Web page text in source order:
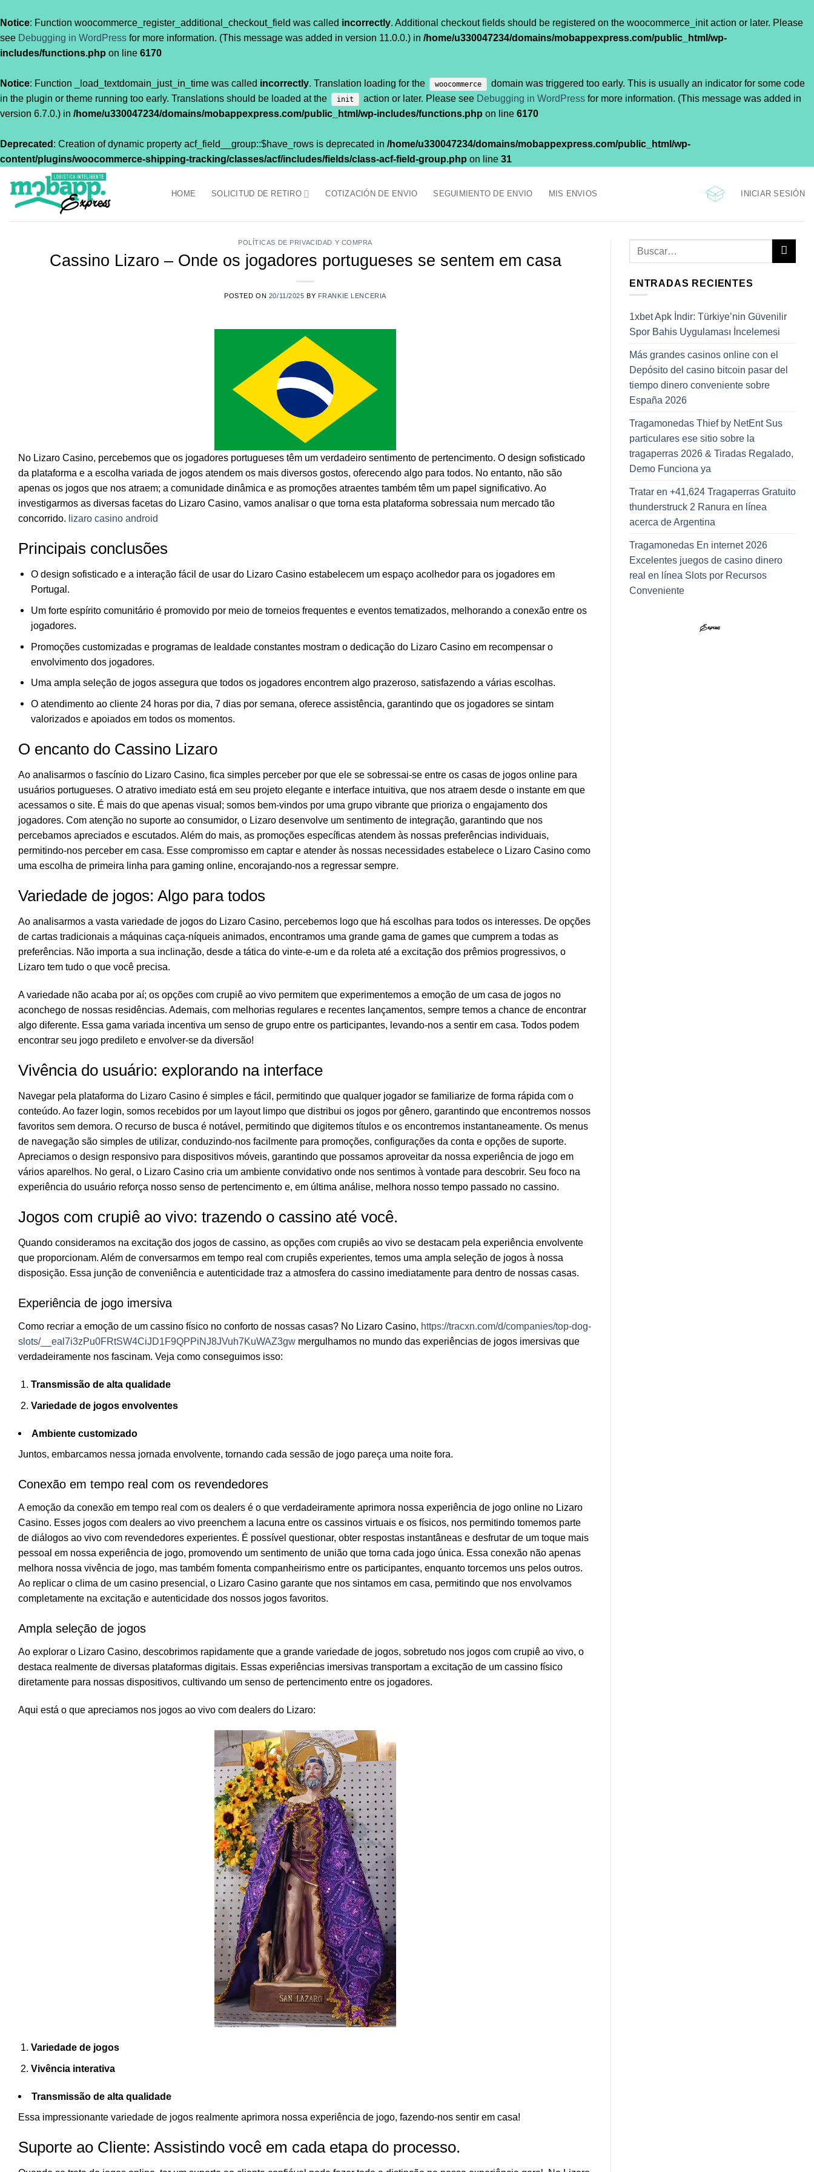
Notice: Function woocommerce_register_additional_checkout_field was called incorrectly. Additional checkout fields should be registered on the woocommerce_init action or later. Please
see Debugging in WordPress for more information. (This message was added in version 11.0.0.) in /home/u330047234/domains/mobappexpress.com/public_html/wp-
includes/functions.php on line 6170
Notice: Function _load_textdomain_just_in_time was called incorrectly. Translation loading for the woocommerce
domain was triggered too early. This is usually an indicator for some code
in the plugin or theme running too early. Translations should be loaded at the
init action or later. Please see Debugging in WordPress for more information. (This message was added in
version 6.7.0.) in /home/u330047234/domains/mobappexpress.com/public_html/wp-includes/functions.php on line 6170
Deprecated: Creation of dynamic property acf_field__group::$have_rows is deprecated in /home/u330047234/domains/mobappexpress.com/public_html/wp-
content/plugins/woocommerce-shipping-tracking/classes/acf/includes/fields/class-acf-field-group.php on line 31
contenido
HOME SOLICITUD DE RETIRO COTIZACIÓN DE ENVIO SEGUIMIENTO DE ENVIO MIS ENVIOS INICIAR SESIÓN
POLÍTICAS DE PRIVACIDAD Y COMPRA
Cassino Lizaro – Onde os jogadores portugueses se sentem em casa
POSTED ON 20/11/2025 BY FRANKIE LENCERIA
No Lizaro Casino, percebemos que os jogadores portugueses têm um verdadeiro sentimento de pertencimento. O design sofisticado
da plataforma e a escolha variada de jogos atendem os mais diversos gostos, oferecendo algo para todos. No entanto, não são
apenas os jogos que nos atraem; a comunidade dinâmica e as promoções atraentes também têm um papel significativo. Ao
investigarmos as diversas facetas do Lizaro Casino, vamos analisar o que torna esta plataforma sobressaia num mercado tão
concorrido. lizaro casino android
Principais conclusões
O design sofisticado e a interação fácil de usar do Lizaro Casino estabelecem um espaço acolhedor para os jogadores em
Portugal.
Um forte espírito comunitário é promovido por meio de torneios frequentes e eventos tematizados, melhorando a conexão entre os
jogadores.
Promoções customizadas e programas de lealdade constantes mostram o dedicação do Lizaro Casino em recompensar o
envolvimento dos jogadores.
Uma ampla seleção de jogos assegura que todos os jogadores encontrem algo prazeroso, satisfazendo a várias escolhas.
O atendimento ao cliente 24 horas por dia, 7 dias por semana, oferece assistência, garantindo que os jogadores se sintam
valorizados e apoiados em todos os momentos.
O encanto do Cassino Lizaro
Ao analisarmos o fascínio do Lizaro Casino, fica simples perceber por que ele se sobressai-se entre os casas de jogos online para
usuários portugueses. O atrativo imediato está em seu projeto elegante e interface intuitiva, que nos atraem desde o instante em que
acessamos o site. É mais do que apenas visual; somos bem-vindos por uma grupo vibrante que prioriza o engajamento dos
jogadores. Com atenção no suporte ao consumidor, o Lizaro desenvolve um sentimento de integração, garantindo que nos
percebamos apreciados e escutados. Além do mais, as promoções específicas atendem às nossas preferências individuais,
permitindo-nos perceber em casa. Esse compromisso em captar e atender às nossas necessidades estabelece o Lizaro Casino como
uma escolha de primeira linha para gaming online, encorajando-nos a regressar sempre.
Variedade de jogos: Algo para todos
Ao analisarmos a vasta variedade de jogos do Lizaro Casino, percebemos logo que há escolhas para todos os interesses. De opções
de cartas tradicionais a máquinas caça-níqueis animados, encontramos uma grande gama de games que cumprem a todas as
preferências. Não importa a sua inclinação, desde a tática do vinte-e-um e da roleta até a excitação dos prêmios progressivos, o
Lizaro tem tudo o que você precisa.
A variedade não acaba por aí; os opções com crupiê ao vivo permitem que experimentemos a emoção de um casa de jogos no
aconchego de nossas residências. Ademais, com melhorias regulares e recentes lançamentos, sempre temos a chance de encontrar
algo diferente. Essa gama variada incentiva um senso de grupo entre os participantes, levando-nos a sentir em casa. Todos podem
encontrar seu jogo predileto e envolver-se da diversão!
Vivência do usuário: explorando na interface
Navegar pela plataforma do Lizaro Casino é simples e fácil, permitindo que qualquer jogador se familiarize de forma rápida com o
conteúdo. Ao fazer login, somos recebidos por um layout limpo que distribui os jogos por gênero, garantindo que encontremos nossos
favoritos sem demora. O recurso de busca é notável, permitindo que digitemos títulos e os encontremos instantaneamente. Os menus
de navegação são simples de utilizar, conduzindo-nos facilmente para promoções, configurações da conta e opções de suporte.
Apreciamos o design responsivo para dispositivos móveis, garantindo que possamos aproveitar da nossa experiência de jogo em
vários aparelhos. No geral, o Lizaro Casino cria um ambiente convidativo onde nos sentimos à vontade para descobrir. Seu foco na
experiência do usuário reforça nosso senso de pertencimento e, em última análise, melhora nosso tempo passado no cassino.
Jogos com crupiê ao vivo: trazendo o cassino até você.
Quando consideramos na excitação dos jogos de cassino, as opções com crupiês ao vivo se destacam pela experiência envolvente
que proporcionam. Além de conversarmos em tempo real com crupiês experientes, temos uma ampla seleção de jogos à nossa
disposição. Essa junção de conveniência e autenticidade traz a atmosfera do cassino imediatamente para dentro de nossas casas.
Experiência de jogo imersiva
Como recriar a emoção de um cassino físico no conforto de nossas casas? No Lizaro Casino, https://tracxn.com/d/companies/top-dog-
slots/__eal7i3zPu0FRtSW4CiJD1F9QPPiNJ8JVuh7KuWAZ3gw mergulhamos no mundo das experiências de jogos imersivas que
verdadeiramente nos fascinam. Veja como conseguimos isso:
Transmissão de alta qualidade
Variedade de jogos envolventes
Ambiente customizado
Juntos, embarcamos nessa jornada envolvente, tornando cada sessão de jogo pareça uma noite fora.
Conexão em tempo real com os revendedores
A emoção da conexão em tempo real com os dealers é o que verdadeiramente aprimora nossa experiência de jogo online no Lizaro
Casino. Esses jogos com dealers ao vivo preenchem a lacuna entre os cassinos virtuais e os físicos, nos permitindo tomemos parte
de diálogos ao vivo com revendedores experientes. É possível questionar, obter respostas instantâneas e desfrutar de um toque mais
pessoal em nossa experiência de jogo, promovendo um sentimento de união que torna cada jogo única. Essa conexão não apenas
melhora nossa vivência de jogo, mas também fomenta companheirismo entre os participantes, enquanto torcemos uns pelos outros.
Ao replicar o clima de um casino presencial, o Lizaro Casino garante que nos sintamos em casa, permitindo que nos envolvamos
completamente na excitação e autenticidade dos nossos jogos favoritos.
Ampla seleção de jogos
Ao explorar o Lizaro Casino, descobrimos rapidamente que a grande variedade de jogos, sobretudo nos jogos com crupiê ao vivo, o
destaca realmente de diversas plataformas digitais. Essas experiências imersivas transportam a excitação de um cassino físico
diretamente para nossas dispositivos, cultivando um senso de pertencimento entre os jogadores.
Aqui está o que apreciamos nos jogos ao vivo com dealers do Lizaro:
Variedade de jogos
Vivência interativa
Transmissão de alta qualidade
Essa impressionante variedade de jogos realmente aprimora nossa experiência de jogo, fazendo-nos sentir em casa!
Suporte ao Cliente: Assistindo você em cada etapa do processo.
ENTRADAS RECIENTES
1xbet Apk İndir: Türkiye’nin Güvenilir
Spor Bahis Uygulaması İncelemesi
Más grandes casinos online con el
Depósito del casino bitcoin pasar del
tiempo dinero conveniente sobre
España 2026
Tragamonedas Thief by NetEnt Sus
particulares ese sitio sobre la
tragaperras 2026 & Tiradas Regalado,
Demo Funciona ya
Tratar en +41,624 Tragaperras Gratuito
thunderstruck 2 Ranura en línea
acerca de Argentina
Tragamonedas En internet 2026
Excelentes juegos de casino dinero
real en línea Slots por Recursos
Conveniente